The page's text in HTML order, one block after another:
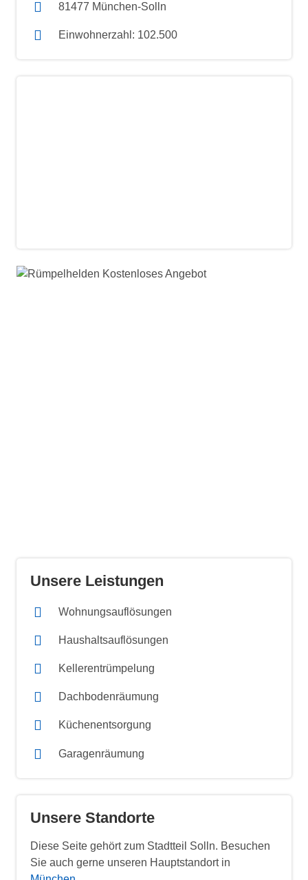
81477 München-Solln
Einwohnerzahl: 102.500
Unsere Leistungen
Wohnungsauflösungen
Haushaltsauflösungen
Kellerentrümpelung
Dachbodenräumung
Küchenentsorgung
Garagenräumung
Unsere Standorte
Diese Seite gehört zum Stadtteil Solln. Besuchen
Sie auch gerne unseren Hauptstandort in